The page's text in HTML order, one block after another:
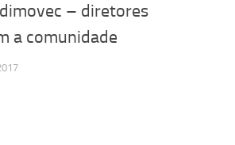
– diretores
a comunidade